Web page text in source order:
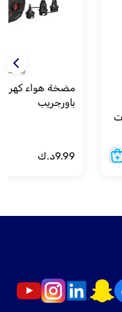
بيست
مضخة هواء
باورجريب
9.99د.ك